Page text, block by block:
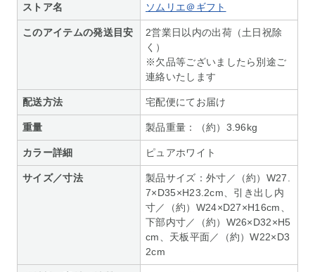
ストア名 ソムリエ＠ギフト
このアイテムの発送目安
2営業日以内の出荷（土日祝除
く）
※欠品等ございましたら別途ご
連絡いたします
配送方法 宅配便にてお届け
重量 製品重量：（約）3.96kg
カラー詳細 ピュアホワイト
サイズ／寸法
製品サイズ：外寸／（約）W27.
7×D35×H23.2cm、引き出し内
寸／（約）W24×D27×H16cm、
下部内寸／（約）W26×D32×H5
cm、天板平面／（約）W22×D3
2cm